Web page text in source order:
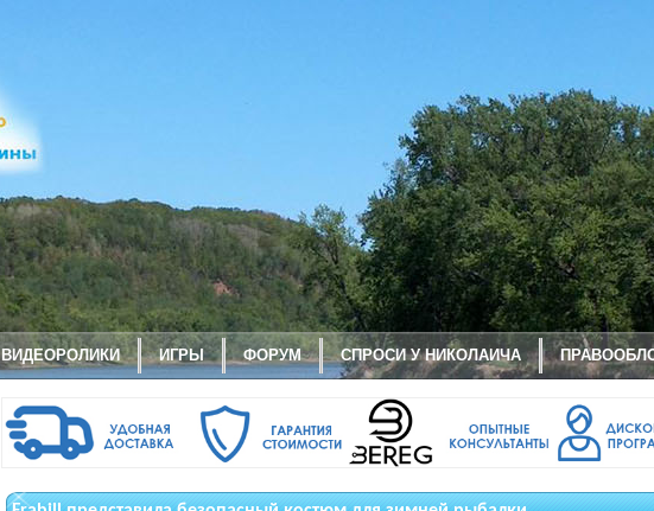
ВИДЕОРОЛИКИ ИГРЫ ФОРУМ СПРОСИ У НИКОЛАИЧА